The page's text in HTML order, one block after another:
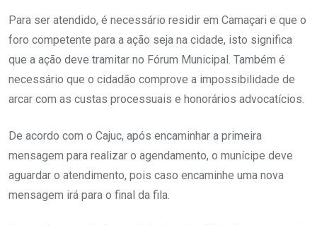
Para ser atendido, é necessário residir em Camaçari e que o
foro competente para a ação seja na cidade, isto significa
que a ação deve tramitar no Fórum Municipal. Também é
necessário que o cidadão comprove a impossibilidade de
arcar com as custas processuais e honorários advocatícios.
De acordo com o Cajuc, após encaminhar a primeira
mensagem para realizar o agendamento, o munícipe deve
aguardar o atendimento, pois caso encaminhe uma nova
mensagem irá para o final da fila.